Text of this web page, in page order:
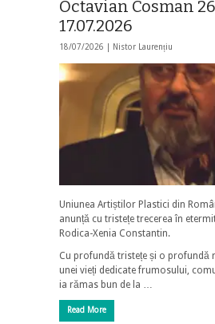
Octavian Cosman
17.07.2026
18/07/2026 | Nistor Laurențiu
Uniunea Artiștilor Plastici din
anunță cu tristețe trecerea în
Rodica-Xenia Constantin.
Cu profundă tristețe și o profundă
unei vieți dedicate frumosului,
ia rămas bun de la …
Read More